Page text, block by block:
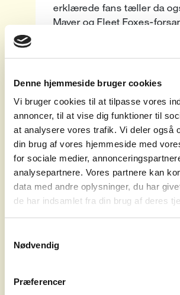
Denne hjemmeside bruger cookies
Vi bruger cookies til at tilpasse vores
annoncer, til at vise dig funktioner til
at analysere vores trafik. Vi deler også
din brug af vores hjemmeside med
for sociale medier,
analysepartnere. Vores partnere kan
data med andre oplysninger, du har
de har indsamlet fra din brug af deres
Nødvendig
Præferencer
koncerter
agentur
syd for
solen
erklærede fans tæller da
Mayer og Fleet Foxes-
At hun i over et årti har
ikke skygge for, at
bevæget sig i en retning,
debuterede i 2014 med
”Authenticity”: Opad.
Hendes andet studiealbum
Now” (2019) blev nomineret
for ”Best Americana
Cunninghams store
med 2022’s ”Revealer”.
af inspiration fra folk, pop,
The Guardian kvitterede da